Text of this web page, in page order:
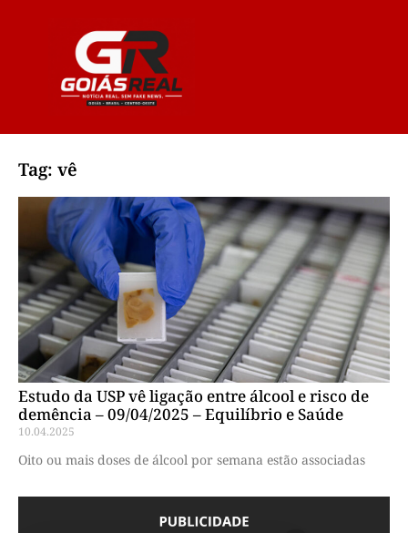
Tag: vê
Estudo da USP vê ligação entre álcool e risco de
demência – 09/04/2025 – Equilíbrio e Saúde
10.04.2025
Oito ou mais doses de álcool por semana estão associadas